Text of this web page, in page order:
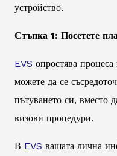
устройство.
Стъпка 1: Посетете
EVS опростява
можете да се
пътуването си, вместо
визови процедури.
В EVS вашата лична